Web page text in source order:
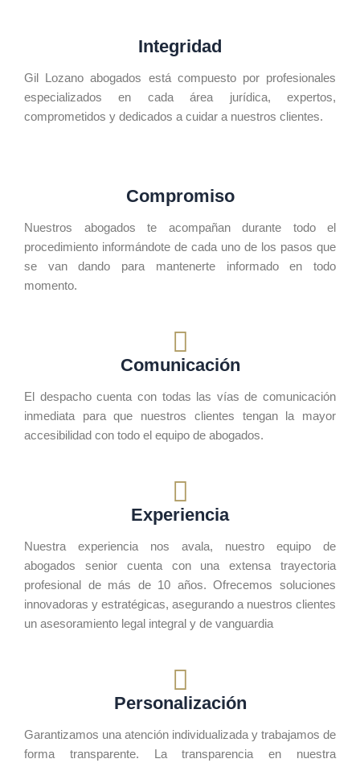
Integridad
Gil Lozano abogados está compuesto por profesionales
especializados en cada área jurídica, expertos,
comprometidos y dedicados a cuidar a nuestros clientes.
Compromiso
Nuestros abogados te acompañan durante todo el
procedimiento informándote de cada uno de los pasos que
se van dando para mantenerte informado en todo
momento.
Comunicación
El despacho cuenta con todas las vías de comunicación
inmediata para que nuestros clientes tengan la mayor
accesibilidad con todo el equipo de abogados.
Experiencia
Nuestra experiencia nos avala, nuestro equipo de
abogados senior cuenta con una extensa trayectoria
profesional de más de 10 años. Ofrecemos soluciones
innovadoras y estratégicas, asegurando a nuestros clientes
un asesoramiento legal integral y de vanguardia
Personalización
Garantizamos una atención individualizada y trabajamos de
forma transparente. La transparencia en nuestra